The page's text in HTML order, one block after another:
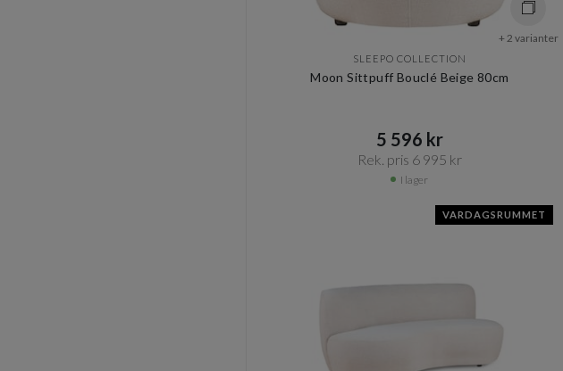
+ 2 varianter
SLEEPO COLLECTION
Moon Sittpuff Bouclé Beige 80cm
5 596 kr​​
Rek. pris 6 995 kr​​
I lager
VARDAGSRUMMET